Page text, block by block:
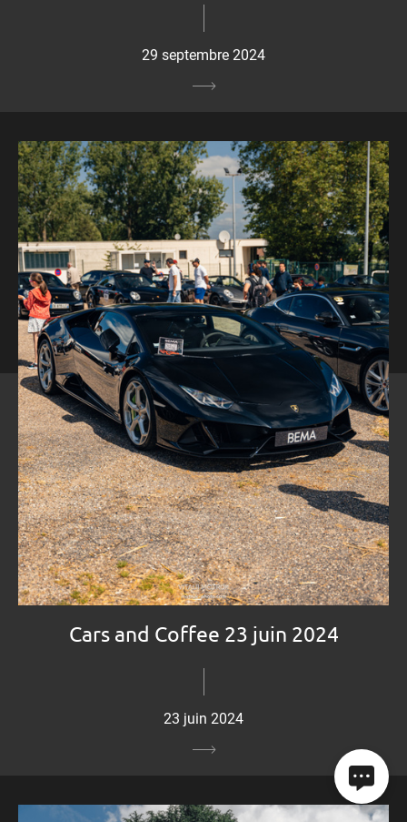
29 septembre 2024
Cars and Coffee 23 juin 2024
23 juin 2024